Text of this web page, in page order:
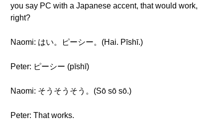
you say PC with a Japanese accent, that would work,
right?
Naomi: はい。ピーシー。(Hai. Pīshī.)
Peter: ピーシー (pīshī)
Naomi: そうそうそう。(Sō sō sō.)
Peter: That works.